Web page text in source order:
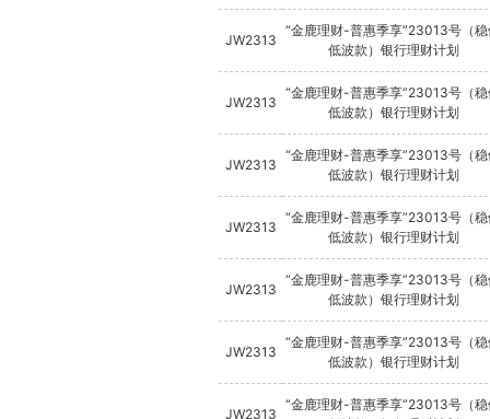
JW2313
“金鹿理财-普惠季享”23013号（
低波款）银行理财计划
JW2313
“金鹿理财-普惠季享”23013号（
低波款）银行理财计划
JW2313
“金鹿理财-普惠季享”23013号（
低波款）银行理财计划
JW2313
“金鹿理财-普惠季享”23013号（
低波款）银行理财计划
JW2313
“金鹿理财-普惠季享”23013号（
低波款）银行理财计划
JW2313
“金鹿理财-普惠季享”23013号（
低波款）银行理财计划
JW2313
“金鹿理财-普惠季享”23013号（